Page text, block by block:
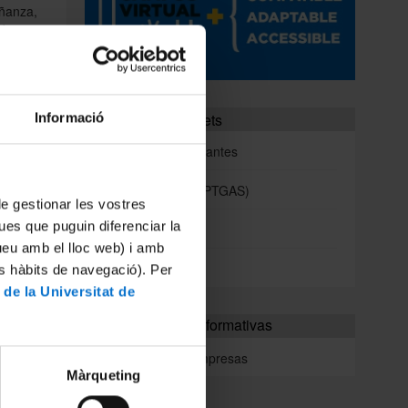
Informació
gestionar les vostres
que puguin diferenciar la
amb el lloc web) i amb
hàbits de navegació). Per
la Universitat de
Màrqueting
por
de
de
a la
de
Portales e intranets
Portal de estudiantes
Intranet (PDI y PTGAS)
Campus Virtual
Alumni UB
Más actividades formativas
Prácticas en empresas